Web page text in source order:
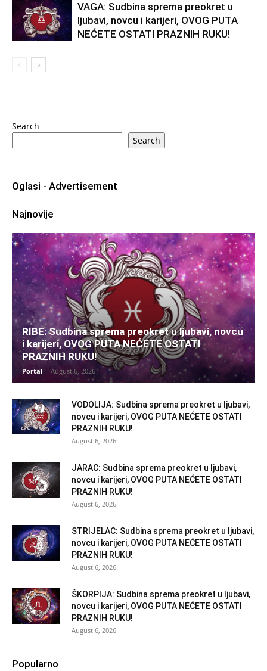
VAGA: Sudbina sprema preokret u
ljubavi, novcu i karijeri, OVOG PUTA
NEĆETE OSTATI PRAZNIH RUKU!
Search
Search
Oglasi - Advertisement
Najnovije
RIBE: Sudbina sprema preokret u ljubavi, novcu
i karijeri, OVOG PUTA NEĆETE OSTATI
PRAZNIH RUKU!
Portal - August 6, 2026
VODOLIJA: Sudbina sprema preokret u ljubavi,
novcu i karijeri, OVOG PUTA NEĆETE OSTATI
PRAZNIH RUKU!
August 6, 2026
JARAC: Sudbina sprema preokret u ljubavi,
novcu i karijeri, OVOG PUTA NEĆETE OSTATI
PRAZNIH RUKU!
August 6, 2026
STRIJELAC: Sudbina sprema preokret u ljubavi,
novcu i karijeri, OVOG PUTA NEĆETE OSTATI
PRAZNIH RUKU!
August 6, 2026
ŠKORPIJA: Sudbina sprema preokret u ljubavi,
novcu i karijeri, OVOG PUTA NEĆETE OSTATI
PRAZNIH RUKU!
August 6, 2026
Popularno